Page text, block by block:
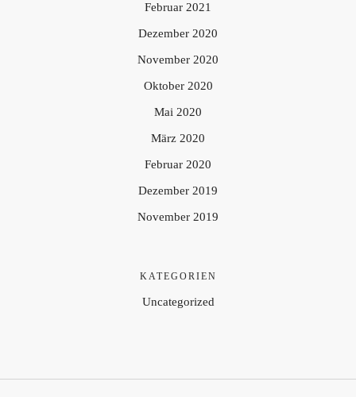
Februar 2021
Dezember 2020
November 2020
Oktober 2020
Mai 2020
März 2020
Februar 2020
Dezember 2019
November 2019
KATEGORIEN
Uncategorized